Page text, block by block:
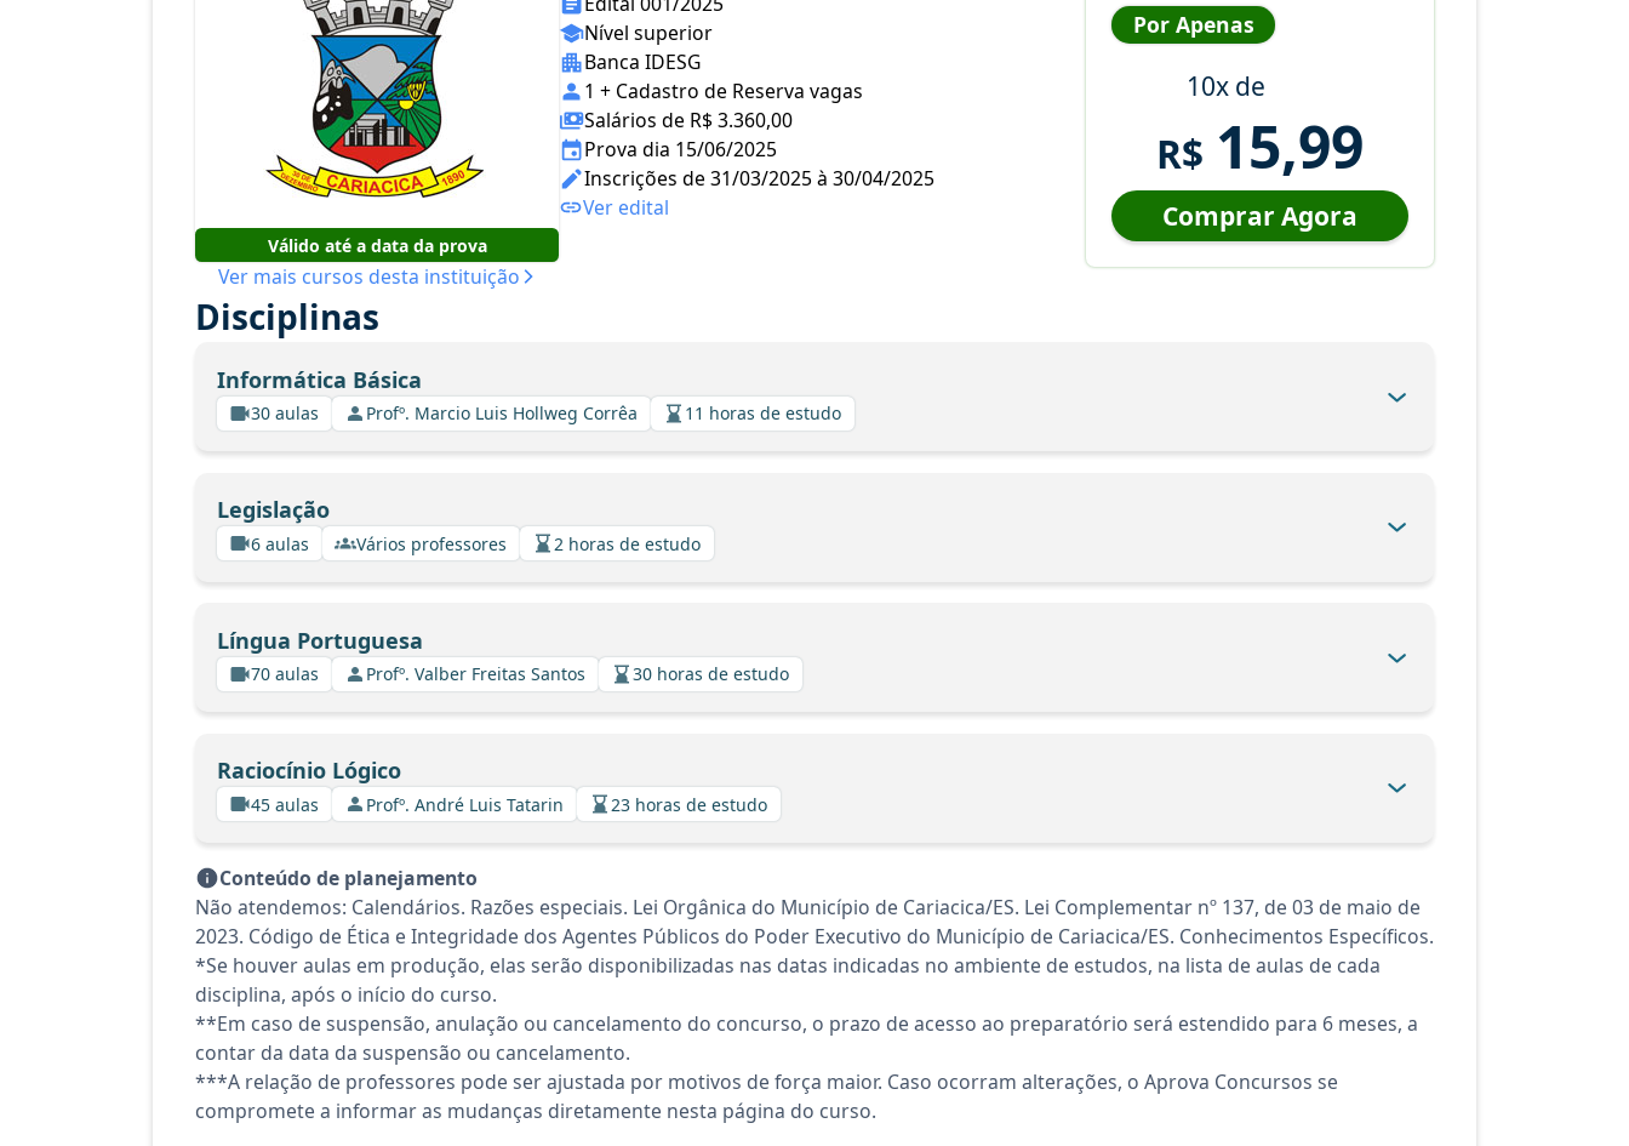
Válido até a data da prova
Ver mais cursos desta instituição
Nível superior
Banca IDESG
1 + Cadastro de Reserva vagas
Salários de R$ 3.360,00
Prova dia 15/06/2025
Inscrições de 31/03/2025 à 30/04/2025
Ver edital
Por Apenas
10x de
R$ 15,99
Comprar Agora
Disciplinas
Informática Básica
30 aulas Profº. Marcio Luis Hollweg Corrêa 11 horas de estudo
Legislação
6 aulas Vários professores 2 horas de estudo
Língua Portuguesa
70 aulas Profº. Valber Freitas Santos 30 horas de estudo
Raciocínio Lógico
45 aulas Profº. André Luis Tatarin 23 horas de estudo
Conteúdo de planejamento
Não atendemos: Calendários. Razões especiais. Lei Orgânica do Município de Cariacica/ES. Lei Complementar nº 137, de 03 de maio de
2023. Código de Ética e Integridade dos Agentes Públicos do Poder Executivo do Município de Cariacica/ES. Conhecimentos Específicos.
*Se houver aulas em produção, elas serão disponibilizadas nas datas indicadas no ambiente de estudos, na lista de aulas de cada
disciplina, após o início do curso.
**Em caso de suspensão, anulação ou cancelamento do concurso, o prazo de acesso ao preparatório será estendido para 6 meses, a
contar da data da suspensão ou cancelamento.
***A relação de professores pode ser ajustada por motivos de força maior. Caso ocorram alterações, o Aprova Concursos se
compromete a informar as mudanças diretamente nesta página do curso.